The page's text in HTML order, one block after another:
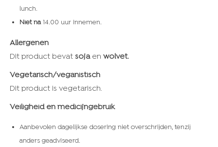
lunch.
Niet na14.00 uur innemen.
Allergenen
Dit product bevat sojaen wolvet.
Vegetarisch/veganistisch
Dit product is vegetarisch.
Veiligheid en medicijngebruik
Aanbevolen dagelijkse dosering niet overschrijden, tenzij
anders geadviseerd.